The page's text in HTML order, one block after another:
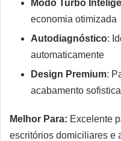
Modo Turbo
economia otimizada
Autodiagnóstico:
automaticamente
Design Premium:
acabamento
Melhor Para: Excelente
escritórios domiciliares e